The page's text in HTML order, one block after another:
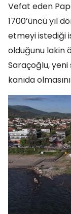
Vefat eden
1700’üncü yıl
etmeyi istediği
olduğunu lakin
Saraçoğlu, yeni
kanıda